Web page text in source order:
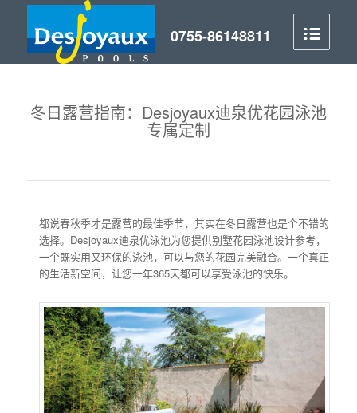
冬日露营指南：Desjoyaux迪泉优花园泳池
专属定制
都说春秋季才是露营的最佳季节，其实在冬日露营也是个不错的
选择。Desjoyaux迪泉优泳池为您提供别墅花园泳池设计参考，
一个既实用又环保的泳池，可以与您的花园完美融合。一个真正
的生活新空间，让您一年365天都可以享受泳池的快乐。